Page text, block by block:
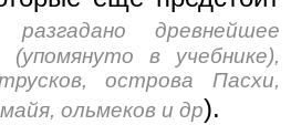
древнейшее
(упомянуто в учебнике),
острова Пасхи,
ольмеков и др).